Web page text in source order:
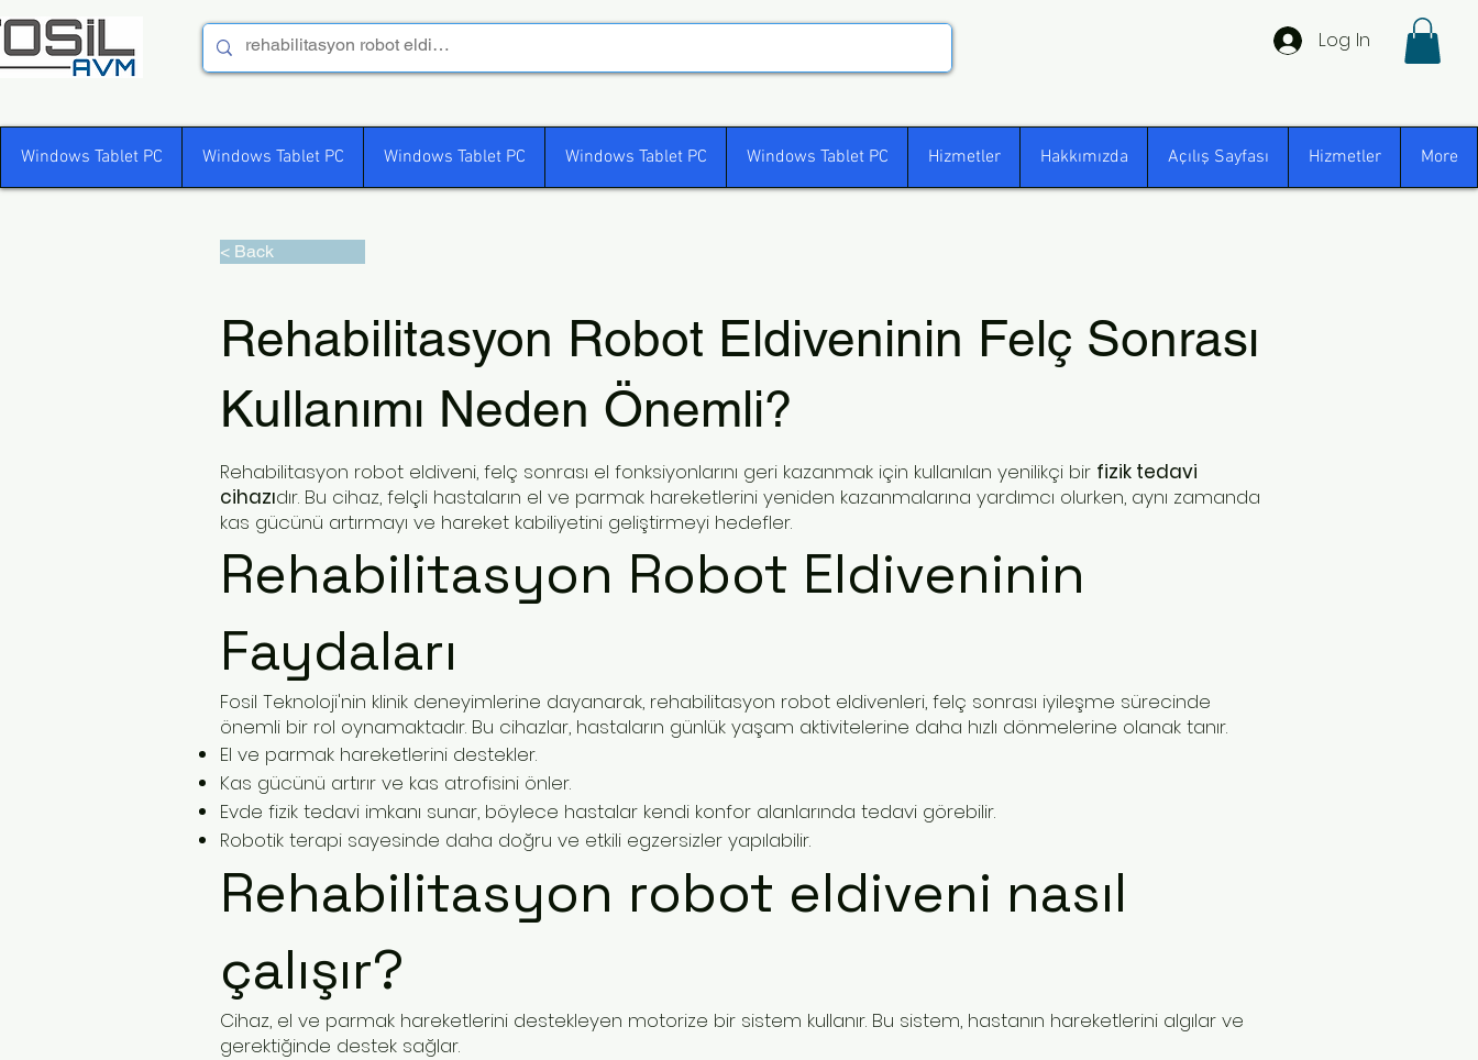
Log In
Windows Tablet PC Windows Tablet PC Windows Tablet PC Windows Tablet PC Windows Tablet PC Hizmetler Hakkımızda Açılış Sayfası Hizmetler More
< Back
Rehabilitasyon Robot Eldiveninin Felç Sonrası
Kullanımı Neden Önemli?
Rehabilitasyon robot eldiveni, felç sonrası el fonksiyonlarını geri kazanmak için kullanılan yenilikçi bir fizik tedavi
cihazıdır. Bu cihaz, felçli hastaların el ve parmak hareketlerini yeniden kazanmalarına yardımcı olurken, aynı zamanda
kas gücünü artırmayı ve hareket kabiliyetini geliştirmeyi hedefler.
Rehabilitasyon Robot Eldiveninin
Faydaları
Fosil Teknoloji'nin klinik deneyimlerine dayanarak, rehabilitasyon robot eldivenleri, felç sonrası iyileşme sürecinde
önemli bir rol oynamaktadır. Bu cihazlar, hastaların günlük yaşam aktivitelerine daha hızlı dönmelerine olanak tanır.
El ve parmak hareketlerini destekler.
Kas gücünü artırır ve kas atrofisini önler.
Evde fizik tedavi imkanı sunar, böylece hastalar kendi konfor alanlarında tedavi görebilir.
Robotik terapi sayesinde daha doğru ve etkili egzersizler yapılabilir.
Rehabilitasyon robot eldiveni nasıl
çalışır?
Cihaz, el ve parmak hareketlerini destekleyen motorize bir sistem kullanır. Bu sistem, hastanın hareketlerini algılar ve
gerektiğinde destek sağlar.